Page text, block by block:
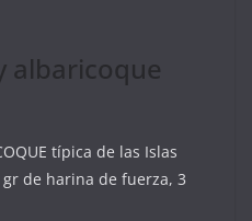
albaricoque
típica de las Islas
de harina de fuerza, 3